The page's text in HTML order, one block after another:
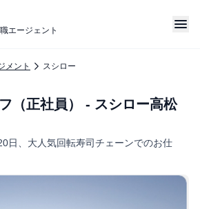
エージェント
メント スシロー
（正社員） - スシロー高松
日、大人気回転寿司チェーンでのお仕